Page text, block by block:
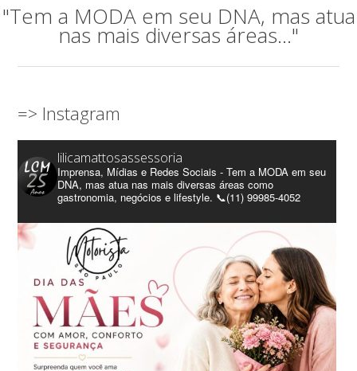
"Tem a MODA em seu DNA, mas atua
nas mais diversas áreas..."
=> Instagram
lilicamattosassessoria
Imprensa, Mídias e Redes Sociais - Tem a MODA em seu
DNA, mas atua nas mais diversas áreas como
gastronomia, negócios e lifestyle. 📞(11) 99985-4052